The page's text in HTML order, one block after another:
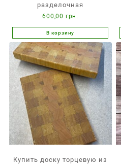
разделочная
600,00 грн.
В корзину
Купить доску торцевую из